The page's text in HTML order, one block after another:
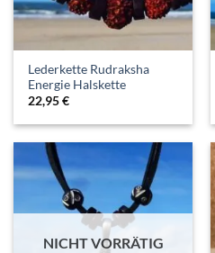
Lederkette Rudraksha
Energie Halskette
22,95€
NICHT VORRÄTIG